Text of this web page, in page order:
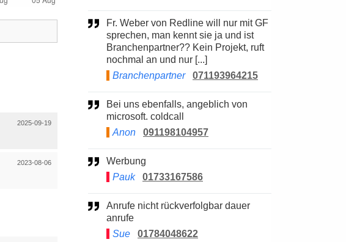
2025-09-19
2023-08-06
Fr. Weber von Redline will nur mit GF
sprechen, man kennt sie ja und ist
Branchenpartner?? Kein Projekt, ruft
nochmal an und nur [...]
Branchenpartner
071193964215
Bei uns ebenfalls, angeblich von
microsoft. coldcall
Anon
091198104957
Werbung
Pauk
01733167586
Anrufe nicht rückverfolgbar dauer
anrufe
Sue
01784048622